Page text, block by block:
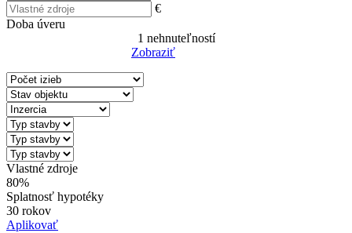
€
Doba úveru
1 nehnuteľností
Zobraziť
Vlastné zdroje
80%
Splatnosť hypotéky
30 rokov
Aplikovať